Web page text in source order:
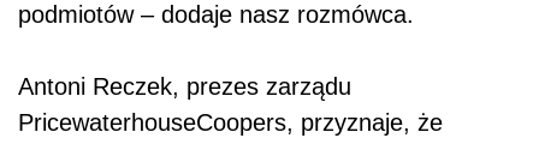
podmiotów – dodaje nasz rozmówca.
Antoni Reczek, prezes zarządu
PricewaterhouseCoopers, przyznaje, że